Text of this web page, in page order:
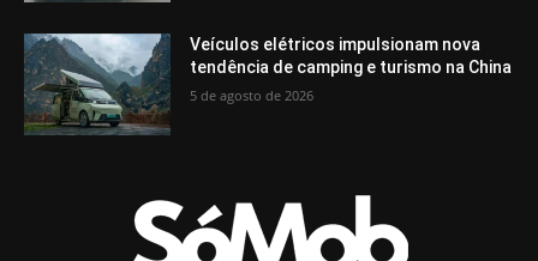
Veículos elétricos impulsionam nova
tendência de camping e turismo na China
5 de agosto de 2026